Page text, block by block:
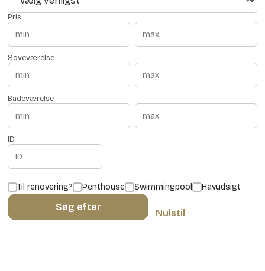
Pris
Soveværelse
Badeværelse
ID
Til renovering? Penthouse Swimmingpool Havudsigt
Søg efter
Nulstil